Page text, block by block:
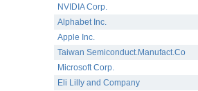
NVIDIA Corp.
Alphabet Inc.
Apple Inc.
Taiwan Semiconduct.Manufact.Co
Microsoft Corp.
Eli Lilly and Company